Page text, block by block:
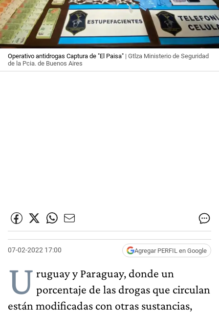
Operativo antidrogas Captura de "El Paisa" | Gtlza Ministerio de Seguridad
de la Pcia. de Buenos Aires
07-02-2022 17:00 Agregar PERFIL en Google
U ruguay y Paraguay, donde un
porcentaje de las drogas que circulan
están modificadas con otras sustancias,